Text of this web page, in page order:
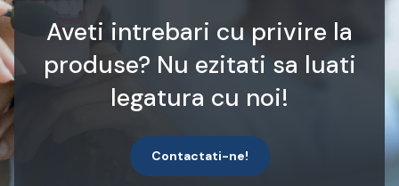
Aveti intrebari cu privire la
produse? Nu ezitati sa luati
legatura cu noi!
Contactati-ne!